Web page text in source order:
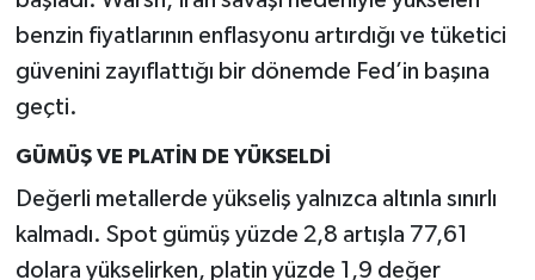
benzin fiyatlarının enflasyonu artırdığı ve tüketici
güvenini zayıflattığı bir dönemde Fed’in başına
geçti.
GÜMÜŞ VE PLATİN DE YÜKSELDİ
Değerli metallerde yükseliş yalnızca altınla sınırlı
kalmadı. Spot gümüş yüzde 2,8 artışla 77,61
dolara yükselirken, platin yüzde 1,9 değer